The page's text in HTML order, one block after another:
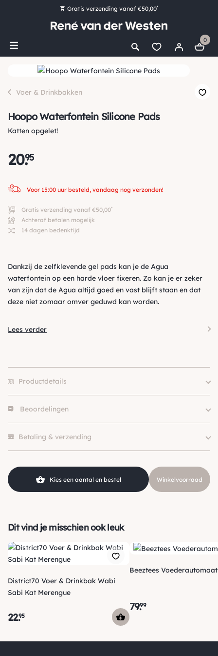
Gratis verzending vanaf €50,00*
Bestel nu, betaal later met Klarna
Ruim 16.000 artikelen op voorraad
0
Voer & Drinkbakken
Hoopo Waterfontein Silicone Pads
Katten opgelet!
20.
95
Voor 15:00 uur besteld, vandaag nog verzonden!
Gratis verzending vanaf €50,00*
Achteraf betalen mogelijk
14 dagen bedenktijd
Dankzij de zelfklevende gel pads kan je de Agua
waterfontein op een harde vloer fixeren. Zo kan je er zeker
van zijn dat de Agua altijd goed en vast blijft staan en dat
deze niet zomaar omver geduwd kan worden.
Lees verder
Productdetails
Merk
SKU
210000023262
Beoordelingen
Betaling & verzending
Verzending
Kies een aantal en bestel Winkelvoorraad
Dit vind je misschien ook leuk
District70 Voer & Drinkbak Wabi
Sabi Kat Merengue
22.95
Beeztees
79.99